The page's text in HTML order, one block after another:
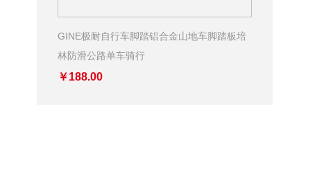
GINE极耐自行车脚踏铝合金山地车脚踏板培
林防滑公路单车骑行
￥188.00